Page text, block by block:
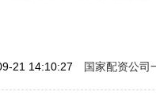
21 14:10:27 国家配资公司